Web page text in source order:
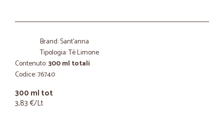
Brand: Sant'anna
Tipologia: Tè Limone
Contenuto:300 ml totali
Codice: 76740
300 ml tot
3,83 €/Lt